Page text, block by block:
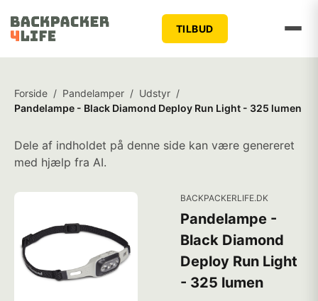
TILBUD
Forside / Pandelamper / Udstyr /
Pandelampe - Black Diamond Deploy Run Light - 325 lumen
Dele af indholdet på denne side kan være genereret
med hjælp fra AI.
BACKPACKERLIFE.DK
Pandelampe -
Black Diamond
Deploy Run Light
- 325 lumen